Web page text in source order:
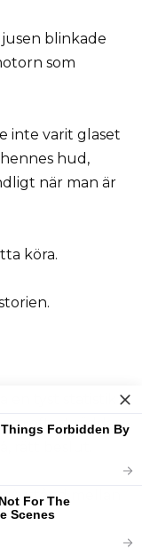
blinkade
som
inte varit glaset
hud,
när man är
köra.
oftast räddar
rätt beslut.
Avstånd mellan